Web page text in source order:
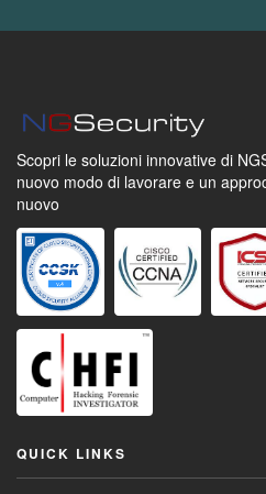
Scopri le soluzioni innovative di
nuovo modo di lavorare e un
nuovo
QUICK LINKS